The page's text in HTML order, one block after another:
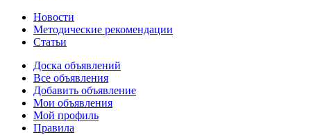
Новости
Методические рекомендации
Статьи
Доска объявлений
Все объявления
Добавить объявление
Мои объявления
Мой профиль
Правила